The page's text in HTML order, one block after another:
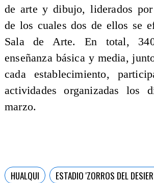
de arte y dibujo, liderados
de los cuales dos de ellos se
Sala de Arte. En total,
enseñanza básica y media,
cada establecimiento,
actividades organizadas
marzo.
HUALQUI
ESTADIO 'ZORROS DEL